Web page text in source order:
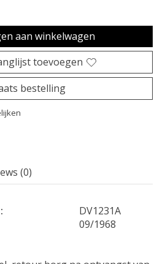
aan winkelwagen
toevoegen
bestelling
(0)
DV1231A
09/1968